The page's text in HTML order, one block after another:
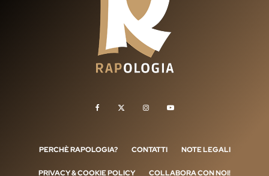
PERCHÈ RAPOLOGIA? CONTATTI NOTE LEGALI
PRIVACY & COOKIE POLICY COLLABORA CON NOI!